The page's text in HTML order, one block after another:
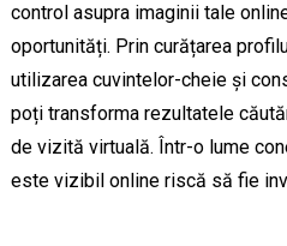
control asupra imaginii tale
oportunități. Prin curățarea
utilizarea cuvintelor-cheie și
poți transforma rezultatele
de vizită virtuală. Într-o lume
este vizibil online riscă să fie